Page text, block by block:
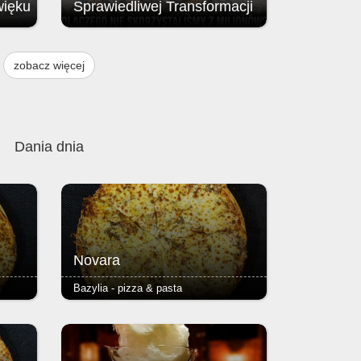
Sprawiedliwej Transformacji
na rzecz Sprawiedliwej Transformacji
(FST / JTF – Just Transition Fund;
zobacz więcej
Dania dnia
Novara
każdej pizzy jest Margherita (sos
pomidorowy, ser i oregano) - ciasto
puszyste lub razowe, grube lub cienkie
Bazylia - pizza & pasta